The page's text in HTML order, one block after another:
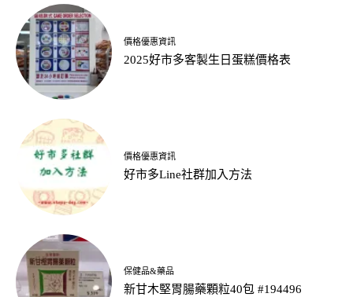
價格優惠資訊
2025好市多客製生日蛋糕價格表
價格優惠資訊
好市多Line社群加入方法
保健品&藥品
新甘木堅胃腸藥顆粒40包 #194496